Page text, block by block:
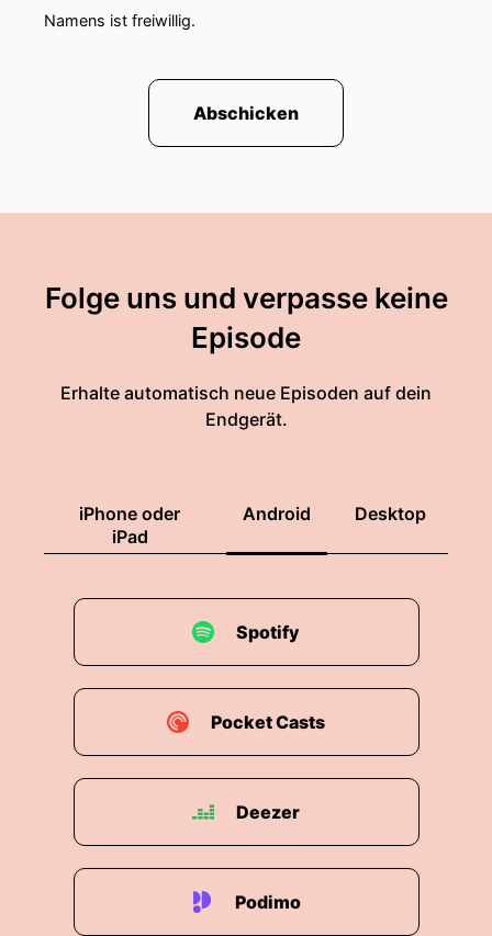
Namens ist freiwillig.
Abschicken
Folge uns und verpasse keine
Episode
Erhalte automatisch neue Episoden auf dein
Endgerät.
iPhone oder
iPad
Android Desktop
Spotify
Pocket Casts
Deezer
Podimo